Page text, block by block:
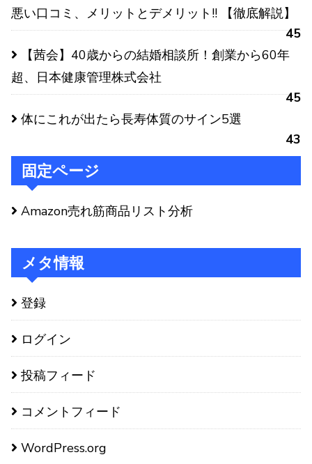
悪い口コミ、メリットとデメリット!! 【徹底解説】
45
【茜会】40歳からの結婚相談所！創業から60年
超、日本健康管理株式会社
45
体にこれが出たら長寿体質のサイン5選
43
固定ページ
Amazon売れ筋商品リスト分析
メタ情報
登録
ログイン
投稿フィード
コメントフィード
WordPress.org